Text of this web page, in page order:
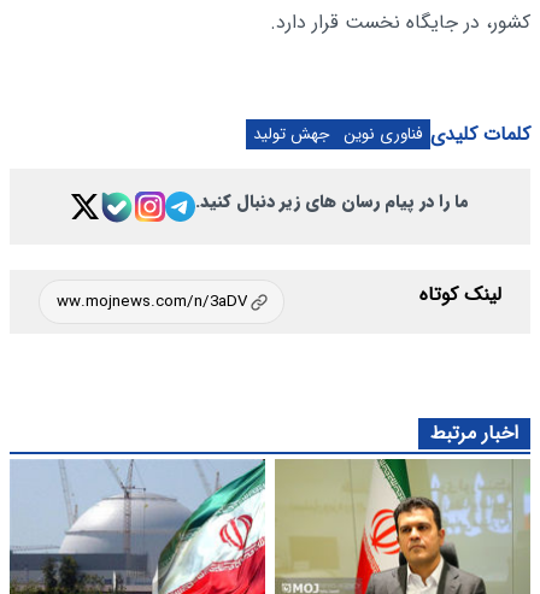
کشور، در جایگاه نخست قرار دارد.
کلمات کلیدی فناوری نوین جهش تولید
ما را در پیام رسان های زیر دنبال کنید.
لینک کوتاه
اخبار مرتبط